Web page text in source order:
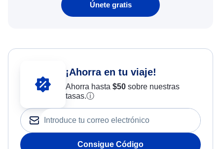
Únete gratis
¡Ahorra en tu viaje!
Ahorra hasta $50sobre nuestras
tasas.ⓘ
Consigue Código